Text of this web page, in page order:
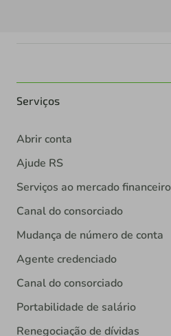
Serviços
Abrir conta
Ajude RS
Serviços ao mercado financeiro
Canal do consorciado
Mudança de número de conta
Agente credenciado
Canal do consorciado
Portabilidade de salário
Renegociação de dívidas